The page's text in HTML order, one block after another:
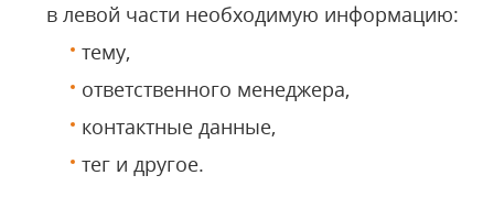
в левой части необходимую информацию:
тему,
ответственного менеджера,
контактные данные,
тег и другое.